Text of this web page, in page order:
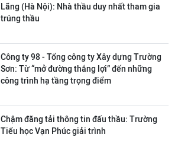
Lãng (Hà Nội): Nhà thầu duy nhất tham gia
trúng thầu
Công ty 98 - Tổng công ty Xây dựng Trường
Sơn: Từ “mở đường thắng lợi” đến những
công trình hạ tầng trọng điểm
Chậm đăng tải thông tin đấu thầu: Trường
Tiểu học Vạn Phúc giải trình